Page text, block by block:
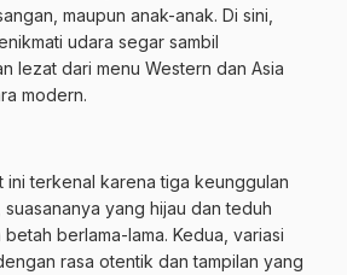
maupun anak-anak. Di sini,
udara segar sambil
lezat dari menu Western dan Asia
modern.
ini terkenal karena tiga keunggulan
suasananya yang hijau dan teduh
berlama-lama. Kedua, variasi
rasa otentik dan tampilan yang